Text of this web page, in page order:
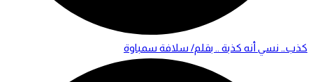
كذب… نسي أنه كذبة .. بقلم/ سلافة سمباوة